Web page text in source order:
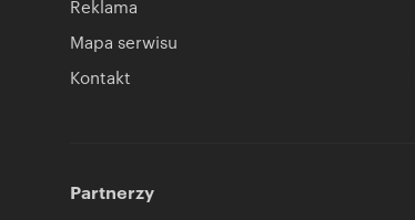
Reklama
Mapa serwisu
Kontakt
Partnerzy